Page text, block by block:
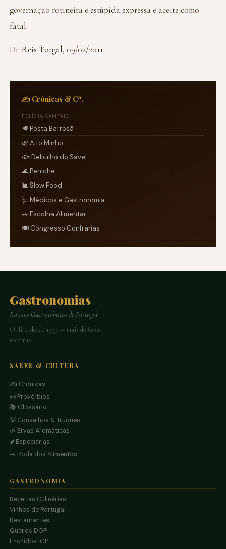
governação rotineira e estúpida expressa e aceite como
fatal.
Dr. Reis Torgal, 09/02/2011
✍️ Crónicas & Cª.
FELÍCIA SAMPAIO
🥩 Posta Barrosã
🌿 Alto Minho
🐟 Debulho do Sável
🌊 Peniche
🐌 Slow Food
🩺 Médicos e Gastronomia
🥗 Escolha Alimentar
🍽️ Congresso Confrarias
Gastronomias
Roteiro Gastronómico de Portugal
Online desde 1997 — mais de 6.000
receitas.
SABER & CULTURA
✍️ Crónicas
📜 Provérbios
📚 Glossário
💡 Conselhos & Truques
🌿 Ervas Aromáticas
🌶️ Especiarias
🥗 Roda dos Alimentos
GASTRONOMIA
Receitas Culinárias
Vinhos de Portugal
Restaurantes
Queijos DOP
Enchidos IGP